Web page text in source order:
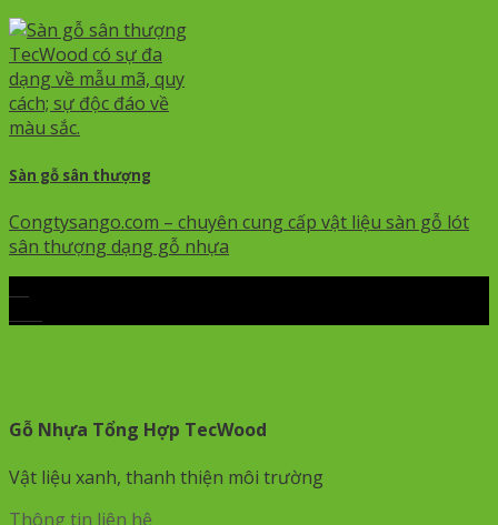
Sàn gỗ sân thượng
Congtysango.com – chuyên cung cấp vật liệu sàn gỗ lót
sân thượng dạng gỗ nhựa
Gỗ Nhựa Tổng Hợp TecWood
Vật liệu xanh, thanh thiện môi trường
Thông tin liên hệ